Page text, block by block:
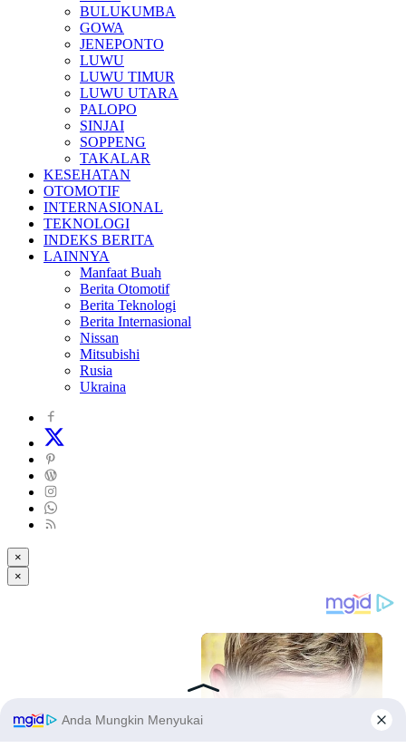
BULUKUMBA
GOWA
JENEPONTO
LUWU
LUWU TIMUR
LUWU UTARA
PALOPO
SINJAI
SOPPENG
TAKALAR
KESEHATAN
OTOMOTIF
INTERNASIONAL
TEKNOLOGI
INDEKS BERITA
LAINNYA
Manfaat Buah
Berita Otomotif
Berita Teknologi
Berita Internasional
Nissan
Mitsubishi
Rusia
Ukraina
×
×